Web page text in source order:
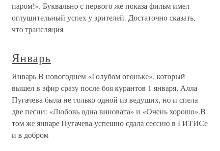
паром!». Буквально с первого же показа фильм имел
оглушительный успех у зрителей. Достаточно сказать,
что трансляция
Январь
Январь В новогоднем «Голубом огоньке», который
вышел в эфир сразу после боя курантов 1 января, Алла
Пугачева была не только одной из ведущих, но и спела
две песни: «Любовь одна виновата» и «Очень хорошо».В
том же январе Пугачева успешно сдала сессию в ГИТИСе
и в добром